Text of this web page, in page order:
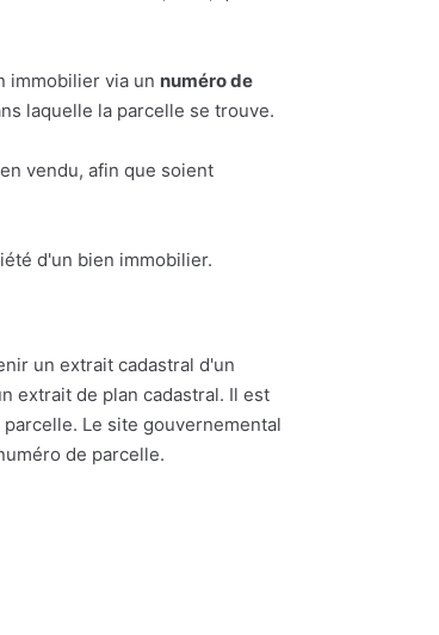
immobilier via un numéro de
laquelle la parcelle se trouve.
vendu, afin que soient
d'un bien immobilier.
un extrait cadastral d'un
extrait de plan cadastral. Il est
Le site gouvernemental
de parcelle.